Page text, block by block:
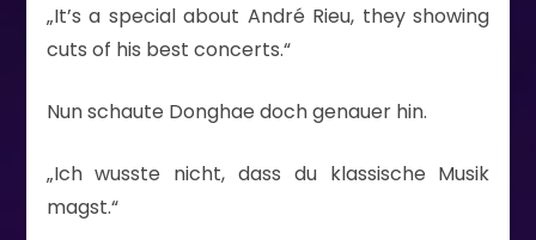
„It’s a special about André Rieu, they showing
cuts of his best concerts.“
Nun schaute Donghae doch genauer hin.
„Ich wusste nicht, dass du klassische Musik
magst.“